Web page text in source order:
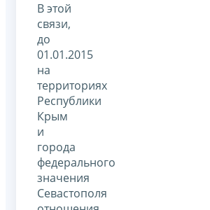
В этой
связи,
до
01.01.2015
на
территориях
Республики
Крым
и
города
федерального
значения
Севастополя